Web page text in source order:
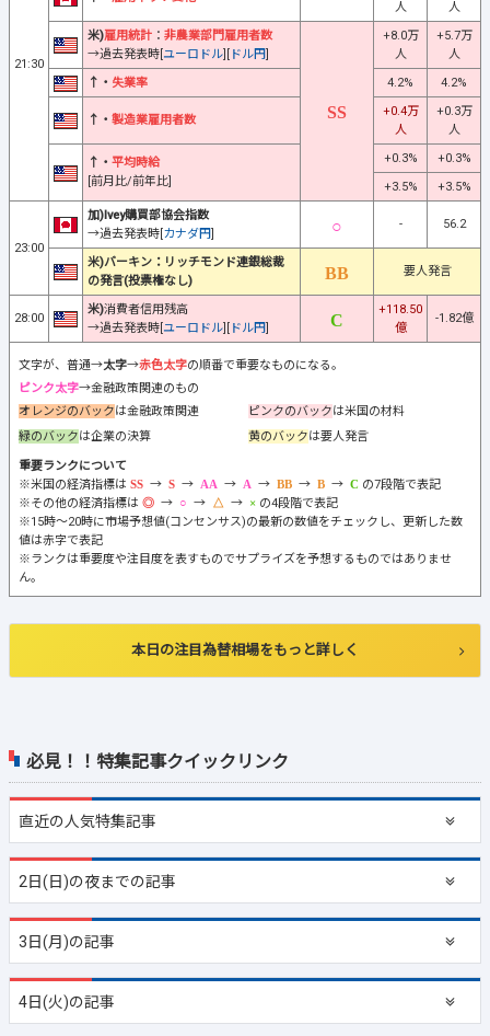
必見！！特集記事クイックリンク
直近の人気特集記事
2日(日)の夜までの記事
3日(月)の記事
4日(火)の記事
21:30
人
人
米)雇用統計 ： 非農業部門雇用者数
→過去発表時[ユーロドル][ ドル円]
+8.0万
人
+5.7万
人
↑・ 失業率 4.2% 4.2%
↑・ 製造業雇用者数
+0.4万
人
+0.3万
人
↑・ 平均時給
[前月比/前年比]
+0.3%
+0.3%
+3.5%
+3.5%
23:00
加)Ivey購買部協会指数
→過去発表時[カナダ円]
- 56.2
米)バーキン：リッチモンド連銀総裁
の発言(投票権なし)
要人発言
28:00
米)消費者信用残高
→過去発表時[ユーロドル][ ドル円]
+118.50
億
-1.82億
文字が、普通→太字→赤色太字の順番で重要なものになる。
ピンク太字→金融政策関連のもの
オレンジのバックは金融政策関連 ピンクのバックは米国の材料
緑のバックは企業の決算 黄のバックは要人発言
重要ランクについて
※米国の経済指標は
→ → → → → →
の7段階で表記
※その他の経済指標は
→ → →
の4段階で表記
※15時～20時に市場予想値(コンセンサス)の最新の数値をチェックし、更新した数
値は赤字で表記
※ランクは重要度や注目度を表すものでサプライズを予想するものではありませ
ん。
本日の注目為替相場をもっと詳しく